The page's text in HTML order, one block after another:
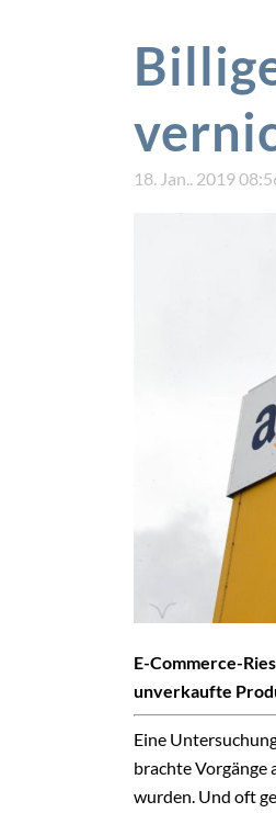
18. Jan.. 2019
E-Commerce-
unverkaufte
Eine
brachte Vorgänge
wurden. Und oft